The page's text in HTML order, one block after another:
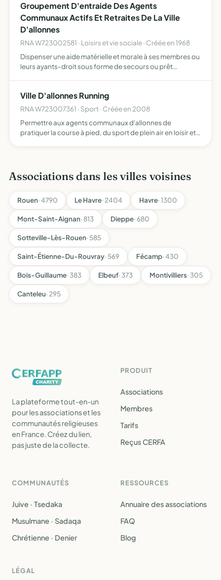
régional,…
Groupement D'entraide Des Agents
Communaux Actifs Et Retraites De La Ville
D'allonnes
RNA W723002581 · Loisirs et vie sociale · Créée en 1968
Dispenser une aide matérielle et morale à ses membres ou
leurs ayants-droit sous forme de secours ou prêt
Ville D'allonnes Running
RNA W723007361 · Sport · Créée en 2008
Permettre aux agents communaux d'allonnes de
pratiquer la course à pied, du sport de plein air en loisir et
Associations dans les villes voisines
Rouen· 4790 Le Havre· 2404 Havre· 1300
Mont-Saint-Aignan· 813 Dieppe· 680
Sotteville-Lès-Rouen· 585
Saint-Étienne-Du-Rouvray· 569 Fécamp· 430
Bois-Guillaume· 383 Elbeuf· 373 Montivilliers· 305
Canteleu· 295
La plateforme tout-en-un
pour les associations et les
communautés religieuses
en France. Créez du lien,
pas juste de la collecte.
PRODUIT
Associations
Membres
Tarifs
Reçus CERFA
COMMUNAUTÉS
Juive · Tsedaka
Musulmane · Sadaqa
Chrétienne · Denier
RESSOURCES
Annuaire des associations
FAQ
Blog
LÉGAL